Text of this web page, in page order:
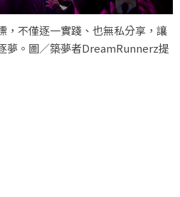
，不僅逐一實踐、也無私分享，讓
夢。圖／築夢者DreamRunnerz提